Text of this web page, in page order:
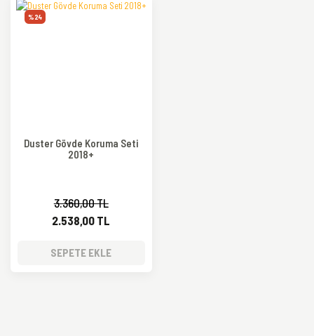
%24
Duster Gövde Koruma Seti
2018+
3.360,00 TL
2.538,00 TL
SEPETE EKLE